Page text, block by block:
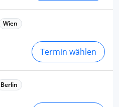
Wien
Termin wählen
Berlin